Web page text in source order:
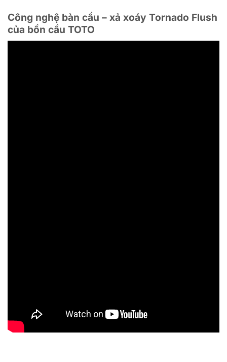
Công nghệ bàn cầu – xả xoáy Tornado Flush
của bồn cầu TOTO